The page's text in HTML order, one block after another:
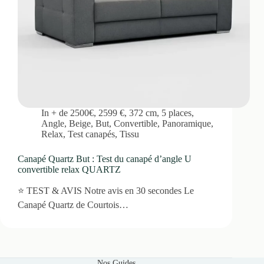
In + de 2500€, 2599 €,372 cm, 5 places,
Angle, Beige, But, Convertible, Panoramique,
Relax, Test canapés, Tissu
Canapé Quartz But : Test du canapé d’angle U
convertible relax QUARTZ
⭐ TEST & AVIS Notre avis en 30 secondes Le
Canapé Quartz de Courtois…